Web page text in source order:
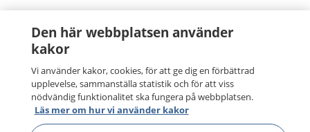
Den här webbplatsen använder
kakor
Vi använder kakor, cookies, för att ge dig en förbättrad
upplevelse, sammanställa statistik och för att viss
nödvändig funktionalitet ska fungera på webbplatsen.
Läs mer om hur vi använder kakor